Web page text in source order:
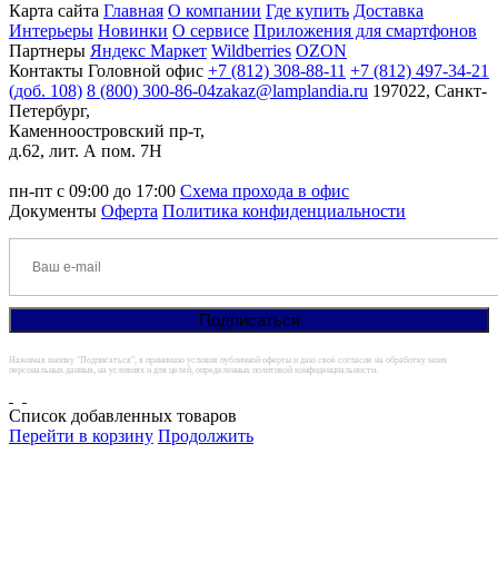
Карта сайта Главная О компании Где купить Доставка
Интерьеры Новинки О сервисе Приложения для смартфонов
Партнеры Яндекс Маркет Wildberries OZON
Контакты Головной офис +7 (812) 308-88-11 +7 (812) 497-34-21
(доб. 108) 8 (800) 300-86-04zakaz@lamplandia.ru 197022, Санкт-
Петербург,
Каменноостровский пр-т,
д.62, лит. А пом. 7Н
пн-пт с 09:00 до 17:00 Схема прохода в офис
Документы Оферта Политика конфиденциальности
Нажимая кнопку "Подписаться", я принимаю условия публичной оферты и даю своё согласие на обработку моих
персональных данных, на условиях и для целей, определенных политикой конфиденциальности.
Список добавленных товаров
Перейти в корзину Продолжить